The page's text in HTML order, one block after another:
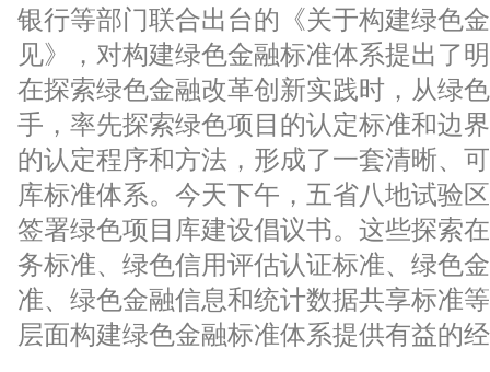
银行等部门联合出台的《关于构建绿色
见》，对构建绿色金融标准体系提出了
在探索绿色金融改革创新实践时，从绿
手，率先探索绿色项目的认定标准和边
的认定程序和方法，形成了一套清晰、
库标准体系。今天下午，五省八地试验
签署绿色项目库建设倡议书。这些探索
务标准、绿色信用评估认证标准、绿色
准、绿色金融信息和统计数据共享标准
层面构建绿色金融标准体系提供有益的